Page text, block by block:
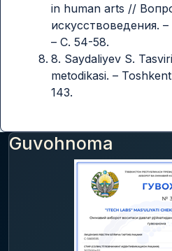
in human arts //
искусствоведения.
– С. 54-58.
8. Saydaliyev S.
metodikasi. –
143.
Guvohnoma